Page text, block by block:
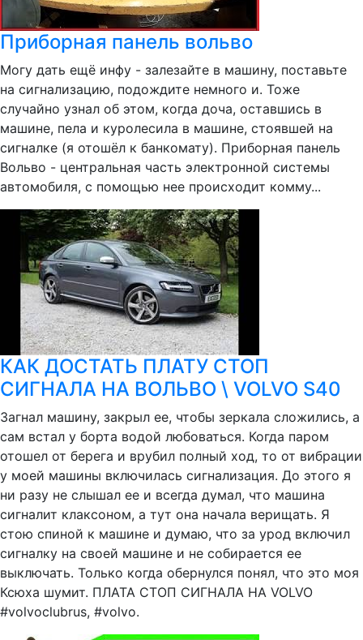
Приборная панель вольво
Могу дать ещё инфу - залезайте в машину, поставьте
на сигнализацию, подождите немного и. Тоже
случайно узнал об этом, когда доча, оставшись в
машине, пела и куролесила в машине, стоявшей на
сигналке (я отошёл к банкомату). Приборная панель
Вольво - центральная часть электронной системы
автомобиля, с помощью нее происходит комму...
КАК ДОСТАТЬ ПЛАТУ СТОП
СИГНАЛА НА ВОЛЬВО \ VOLVO S40
Загнал машину, закрыл ее, чтобы зеркала сложились, а
сам встал у борта водой любоваться. Когда паром
отошел от берега и врубил полный ход, то от вибрации
у моей машины включилась сигнализация. До этого я
ни разу не слышал ее и всегда думал, что машина
сигналит клаксоном, а тут она начала верищать. Я
стою спиной к машине и думаю, что за урод включил
сигналку на своей машине и не собирается ее
выключать. Только когда обернулся понял, что это моя
Ксюха шумит. ПЛАТА СТОП СИГНАЛА НА VOLVO
#volvoclubrus, #volvo.